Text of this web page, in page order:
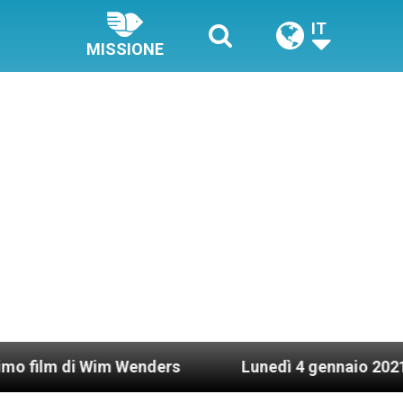
MISSIONE
IT
Wenders Lunedì 4 gennaio 2021: